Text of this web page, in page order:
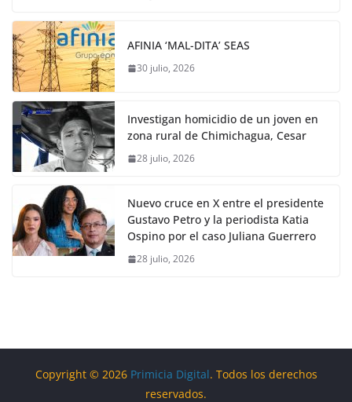
AFINIA ‘MAL-DITA’ SEAS
30 julio, 2026
Investigan homicidio de un joven en
zona rural de Chimichagua, Cesar
28 julio, 2026
Nuevo cruce en X entre el presidente
Gustavo Petro y la periodista Katia
Ospino por el caso Juliana Guerrero
28 julio, 2026
Copyright © 2026 Primicia Digital. Todos los derechos
reservados.